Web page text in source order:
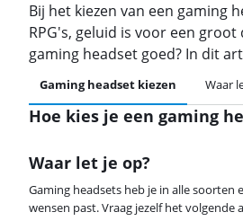
Bij het kiezen van een gaming
RPG's, geluid is voor een
gaming headset goed? In dit
Gaming headset kiezen Waar
Hoe kies je een gaming
Waar let je op?
Gaming headsets heb je in alle soorten
wensen past. Vraag jezelf het volgende